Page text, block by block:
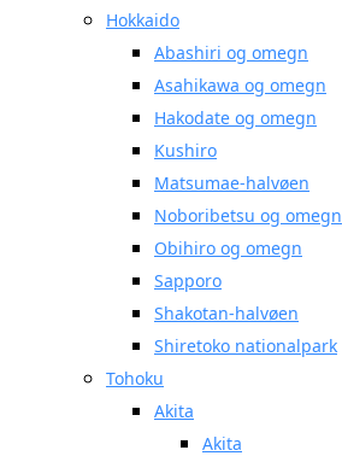
Hokkaido
Abashiri og omegn
Asahikawa og omegn
Hakodate og omegn
Kushiro
Matsumae-halvøen
Noboribetsu og omegn
Obihiro og omegn
Sapporo
Shakotan-halvøen
Shiretoko nationalpark
Tohoku
Akita
Akita